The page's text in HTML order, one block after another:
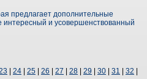
предлагает дополнительные
интересный и усовершенствованный
24 25 26 27 28 29 30 31 32